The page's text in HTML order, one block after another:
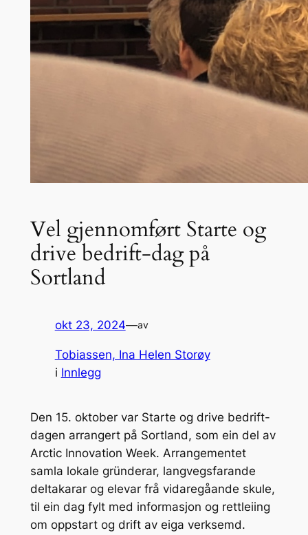
Vel gjennomført Starte og
drive bedrift-dag på
Sortland
okt 23, 2024—av
Tobiassen, Ina Helen Storøy
i Innlegg
Den 15. oktober var Starte og drive bedrift-
dagen arrangert på Sortland, som ein del av
Arctic Innovation Week. Arrangementet
samla lokale gründerar, langvegsfarande
deltakarar og elevar frå vidaregåande skule,
til ein dag fylt med informasjon og rettleiing
om oppstart og drift av eiga verksemd.